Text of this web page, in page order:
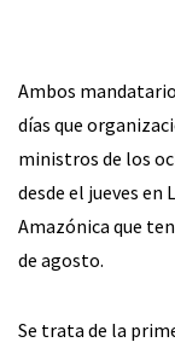
Ambos
días que
ministros de los
desde el jueves en
Amazónica que
de agosto.
Se trata de la